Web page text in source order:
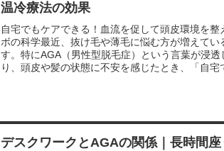
温冷療法の効果
自宅でもケアできる！血流を促して頭皮環境を整
ボの科学最近、抜け毛や薄毛に悩む方が増えてい
す。特にAGA（男性型脱毛症）という言葉が浸透
り、頭皮や髪の状態に不安を感じたとき、「自宅
デスクワークとAGAの関係｜長時間